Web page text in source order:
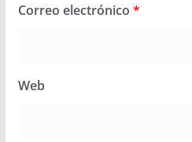
Correo electrónico *
Web